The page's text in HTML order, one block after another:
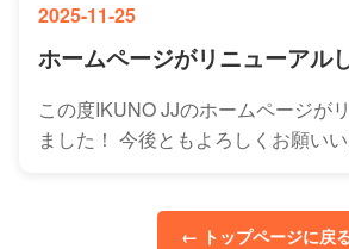
2025-11-25
ホームページがリニューアル
この度IKUNO JJのホームページが
ました！ 今後ともよろしくお願いい
← トップページに戻